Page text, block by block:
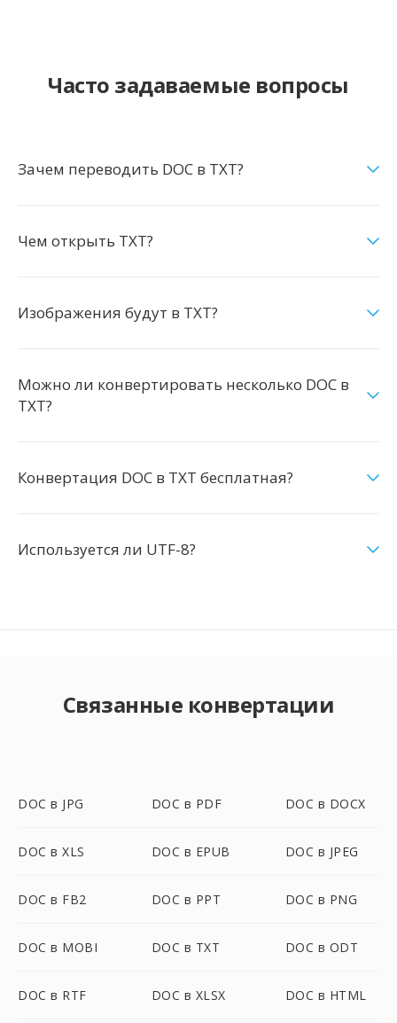
Часто задаваемые вопросы
Зачем переводить DOC в TXT?
Чем открыть TXT?
Изображения будут в TXT?
Можно ли конвертировать несколько DOC в
TXT?
Конвертация DOC в TXT бесплатная?
Используется ли UTF-8?
Связанные конвертации
DOC в JPG DOC в PDF DOC в DOCX
DOC в XLS DOC в EPUB DOC в JPEG
DOC в FB2 DOC в PPT DOC в PNG
DOC в MOBI DOC в TXT DOC в ODT
DOC в RTF DOC в XLSX DOC в HTML